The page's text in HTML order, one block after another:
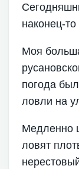
наконец-
Моя
погода
ловли на
Медленно
ловят